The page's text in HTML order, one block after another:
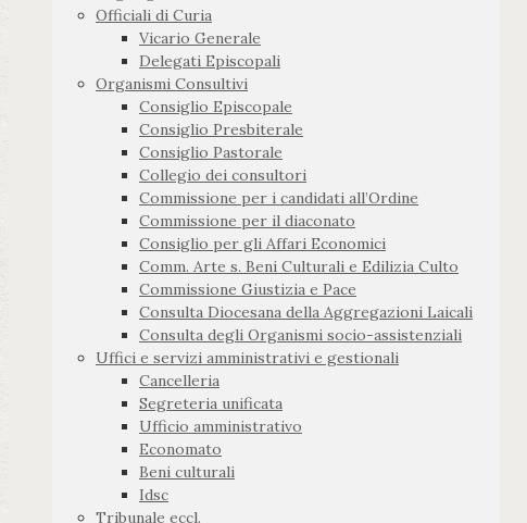
Officiali di Curia
Vicario Generale
Delegati Episcopali
Organismi Consultivi
Consiglio Episcopale
Consiglio Presbiterale
Consiglio Pastorale
Collegio dei consultori
Commissione per i candidati all’Ordine
Commissione per il diaconato
Consiglio per gli Affari Economici
Comm. Arte s. Beni Culturali e Edilizia Culto
Commissione Giustizia e Pace
Consulta Diocesana della Aggregazioni Laicali
Consulta degli Organismi socio-assistenziali
Uffici e servizi amministrativi e gestionali
Cancelleria
Segreteria unificata
Ufficio amministrativo
Economato
Beni culturali
Idsc
Tribunale eccl.